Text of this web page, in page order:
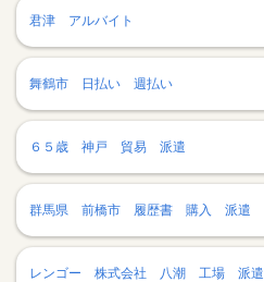
君津 アルバイト
舞鶴市 日払い 週払い
６５歳 神戸 貿易 派遣
群馬県 前橋市 履歴書 購入 派遣
レンゴー 株式会社 八潮 工場 派遣